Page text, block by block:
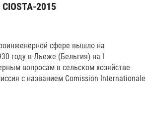
2015
сфере вышло на
году в Льеже (Бельгия) на I
вопросам в сельском хозяйстве
с названием Comission Internationale